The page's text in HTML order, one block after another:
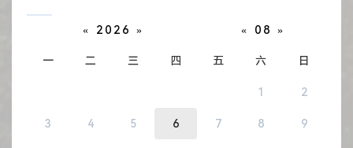
« 2026 » « 08 »
一 二 三 四 五 六 日
1 2
3 4 5 6 7 8 9